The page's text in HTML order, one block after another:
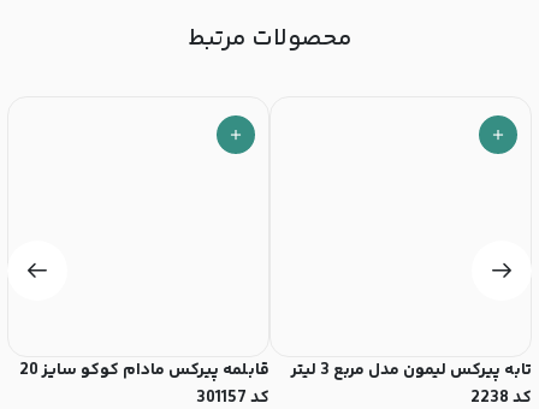
محصولات مرتبط
تابه پیرکس لیمون مدل مربع 3 لیتر
کد 2238
قابلمه پیرکس مادام کوکو سایز 20
کد 301157